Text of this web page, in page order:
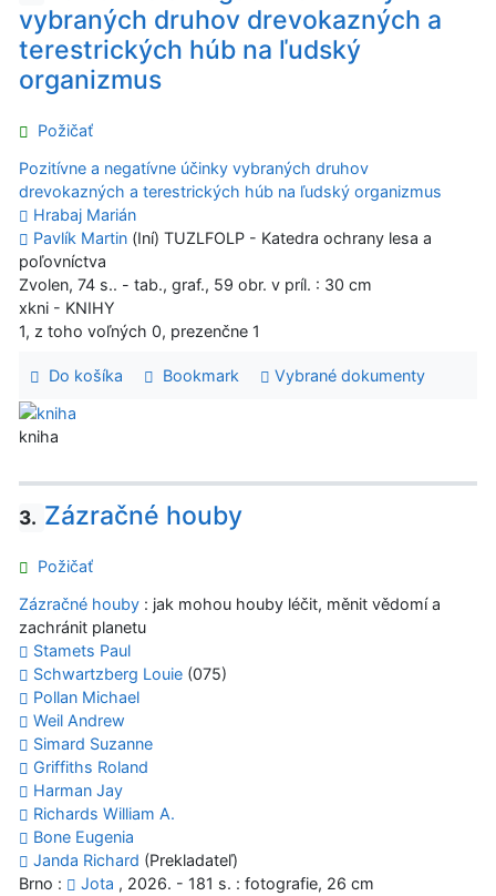
vybraných druhov drevokazných a
terestrických húb na ľudský
organizmus
Požičať
Pozitívne a negatívne účinky vybraných druhov
drevokazných a terestrických húb na ľudský organizmus
Hrabaj Marián
Pavlík Martin (Iní) TUZLFOLP - Katedra ochrany lesa a
poľovníctva
Zvolen, 74 s.. - tab., graf., 59 obr. v príl. : 30 cm
xkni - KNIHY
1, z toho voľných 0, prezenčne 1
Do košíka Bookmark Vybrané dokumenty
kniha
3. Zázračné houby
Požičať
Zázračné houby : jak mohou houby léčit, měnit vědomí a
zachránit planetu
Stamets Paul
Schwartzberg Louie (075)
Pollan Michael
Weil Andrew
Simard Suzanne
Griffiths Roland
Harman Jay
Richards William A.
Bone Eugenia
Janda Richard (Prekladateľ)
Brno :
Jota , 2026. - 181 s. : fotografie, 26 cm